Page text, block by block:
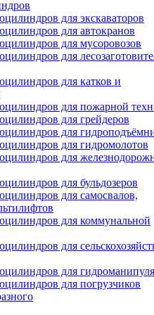
для экскаваторов
для автокранов
для мусоровозов
для
для катков и
для пожарной
для грейдеров
для
для гидромолотов
для
для бульдозеров
для самосвалов,
для коммунальной
для
для
для погрузчиков